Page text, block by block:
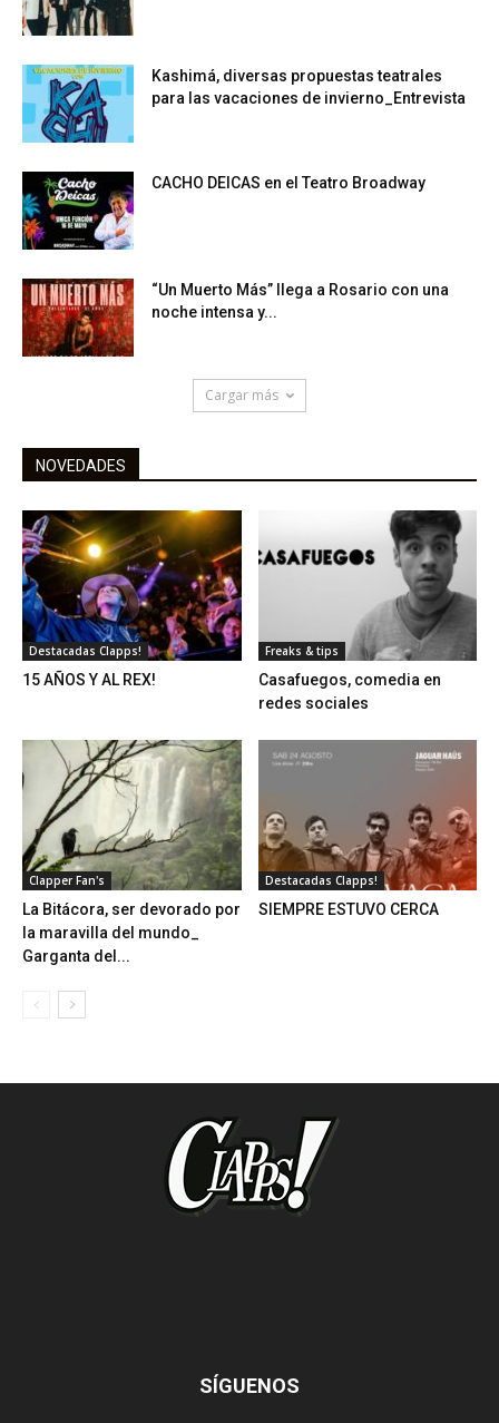
Kashimá, diversas propuestas teatrales
para las vacaciones de invierno_Entrevista
CACHO DEICAS en el Teatro Broadway
“Un Muerto Más” llega a Rosario con una
noche intensa y...
Cargar más
NOVEDADES
Destacadas Clapps!
15 AÑOS Y AL REX!
Freaks & tips
Casafuegos, comedia en
redes sociales
Clapper Fan's
La Bitácora, ser devorado por
la maravilla del mundo_
Garganta del...
Destacadas Clapps!
SIEMPRE ESTUVO CERCA
SÍGUENOS